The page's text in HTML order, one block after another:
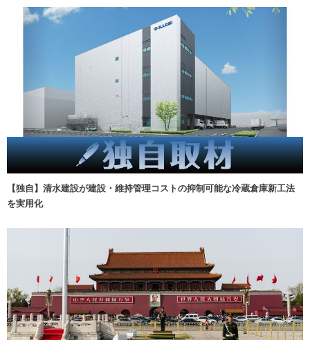
【独自】清水建設が建設・維持管理コストの抑制可能な冷蔵倉庫新工法
を実用化